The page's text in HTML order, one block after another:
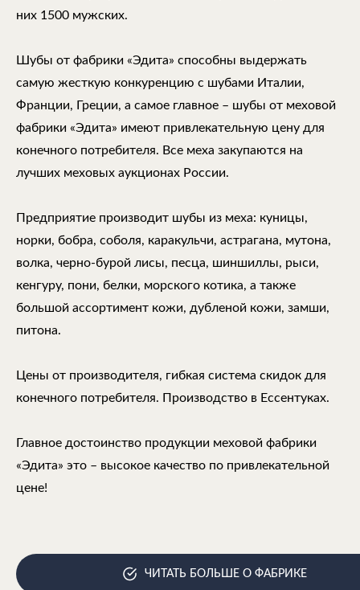
них 1500 мужских.
Шубы от фабрики «Эдита» способны выдержать
самую жесткую конкуренцию с шубами Италии,
Франции, Греции, а самое главное – шубы от меховой
фабрики «Эдита» имеют привлекательную цену для
конечного потребителя. Все меха закупаются на
лучших меховых аукционах России.
Предприятие производит шубы из меха: куницы,
норки, бобра, соболя, каракульчи, астрагана, мутона,
волка, черно-бурой лисы, песца, шиншиллы, рыси,
кенгуру, пони, белки, морского котика, а также
большой ассортимент кожи, дубленой кожи, замши,
питона.
Цены от производителя, гибкая система скидок для
конечного потребителя. Производство в Ессентуках.
Главное достоинство продукции меховой фабрики
«Эдита» это – высокое качество по привлекательной
цене!
ЧИТАТЬ БОЛЬШЕ О ФАБРИКЕ